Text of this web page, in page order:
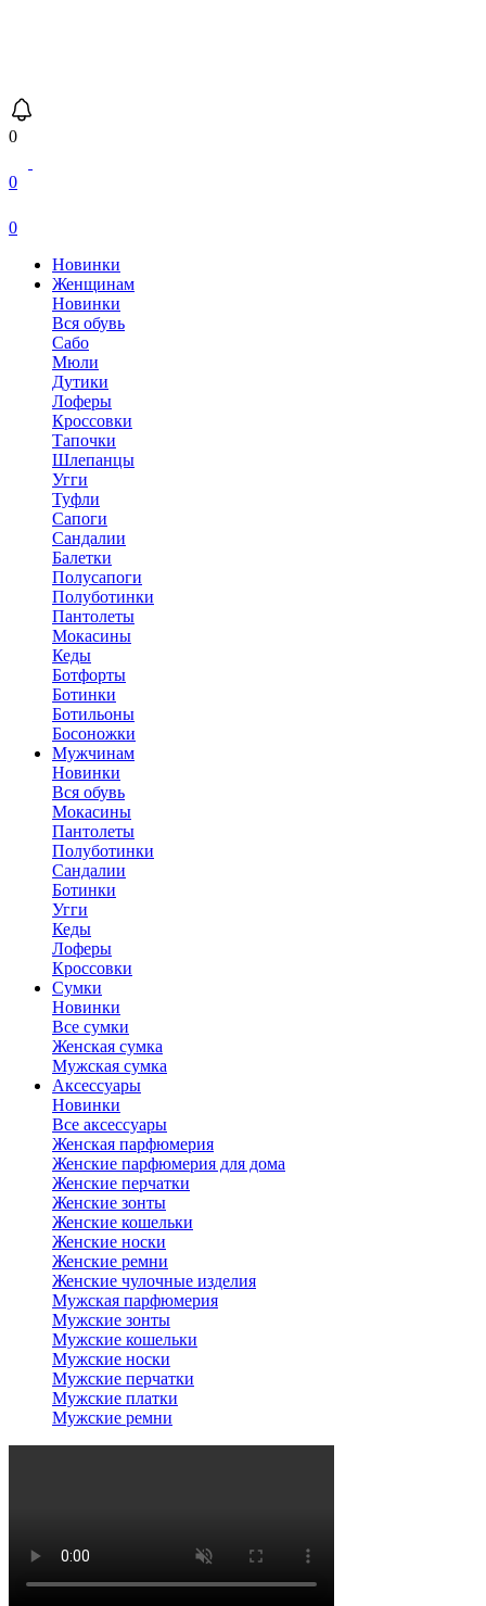
0
0
0
Новинки
Женщинам
Новинки
Вся обувь
Сабо
Мюли
Дутики
Лоферы
Кроссовки
Тапочки
Шлепанцы
Угги
Туфли
Сапоги
Сандалии
Балетки
Полусапоги
Полуботинки
Пантолеты
Мокасины
Кеды
Ботфорты
Ботинки
Ботильоны
Босоножки
Мужчинам
Новинки
Вся обувь
Мокасины
Пантолеты
Полуботинки
Сандалии
Ботинки
Угги
Кеды
Лоферы
Кроссовки
Сумки
Новинки
Все сумки
Женская сумка
Мужская сумка
Аксессуары
Новинки
Все аксессуары
Женская парфюмерия
Женские парфюмерия для дома
Женские перчатки
Женские зонты
Женские кошельки
Женские носки
Женские ремни
Женские чулочные изделия
Мужская парфюмерия
Мужские зонты
Мужские кошельки
Мужские носки
Мужские перчатки
Мужские платки
Мужские ремни